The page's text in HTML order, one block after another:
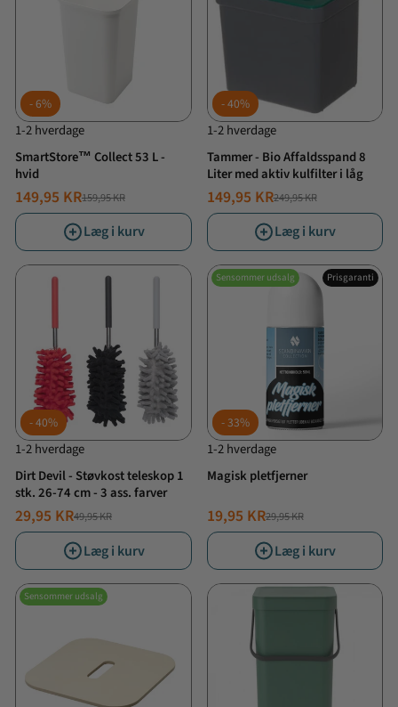
6%
1-2 hverdage
SmartStore™ Collect 53 L -
hvid
NORMALPRIS159,95 KR
TILBUDSPRIS
149,95 KR
Læg i kurv
40%
1-2 hverdage
Tammer - Bio Affaldsspand 8
Liter med aktiv kulfilter i låg
NORMALPRIS249,95 KR
TILBUDSPRIS
149,95 KR
Læg i kurv
40%
1-2 hverdage
Dirt Devil - Støvkost teleskop 1
stk. 26-74 cm - 3 ass. farver
NORMALPRIS
49,95 KR
TILBUDSPRIS
29,95 KR
Læg i kurv
Sensommer udsalg Prisgaranti
33%
1-2 hverdage
Magisk pletfjerner
NORMALPRIS
29,95 KR
TILBUDSPRIS
19,95 KR
Læg i kurv
Sensommer udsalg